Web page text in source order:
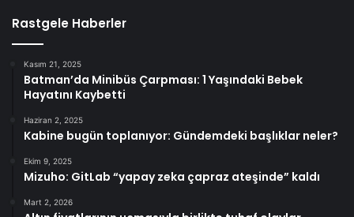
Rastgele Haberler
Kasım 21, 2025
Batman’da Minibüs Çarpması: 1 Yaşındaki Bebek
Hayatını Kaybetti
Haziran 2, 2025
Kabine bugün toplanıyor: Gündemdeki başlıklar neler?
Ekim 9, 2025
Mizuho: GitLab “yapay zeka çapraz ateşinde” kaldı
Mart 2, 2026